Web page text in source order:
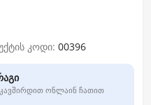
კოდი: 00396
ონლაინ ჩათით